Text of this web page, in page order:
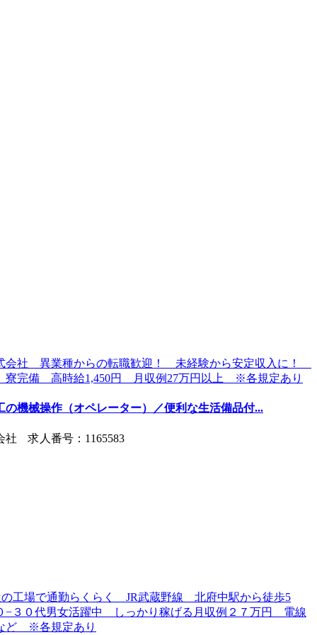
の機械操作（オペレーター）／便利な生活備品付...
社 求人番号：1165583